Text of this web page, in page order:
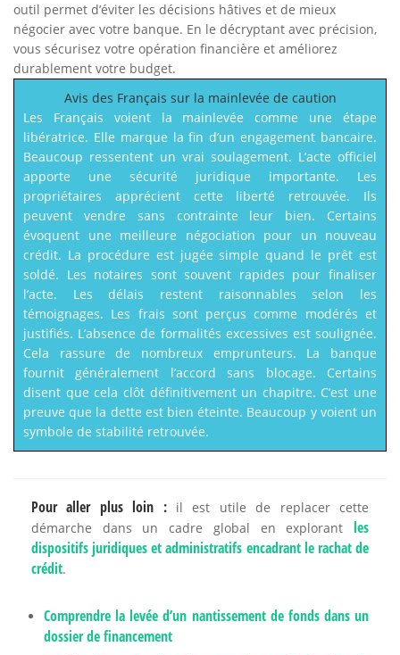
outil permet d’éviter les décisions hâtives et de mieux
négocier avec votre banque. En le décryptant avec précision,
vous sécurisez votre opération financière et améliorez
durablement votre budget.
Avis des Français sur la mainlevée de caution
Les Français voient la mainlevée comme une étape
libératrice. Elle marque la fin d’un engagement bancaire.
Beaucoup ressentent un vrai soulagement. L’acte officiel
apporte une sécurité juridique importante. Les
propriétaires apprécient cette liberté retrouvée. Ils
peuvent vendre sans contrainte leur bien. Certains
évoquent une meilleure négociation pour un nouveau
crédit. La procédure est jugée simple quand le prêt est
soldé. Les notaires sont souvent rapides pour finaliser
l’acte. Les délais restent raisonnables selon les
témoignages. Les frais sont perçus comme modérés et
justifiés. L’absence de formalités excessives est soulignée.
Cela rassure de nombreux emprunteurs. La banque
fournit généralement l’accord sans blocage. Certains
disent que cela clôt définitivement un chapitre. C’est une
preuve que la dette est bien éteinte. Beaucoup y voient un
symbole de stabilité retrouvée.
Pour aller plus loin :il est utile de replacer cette
démarche dans un cadre global en explorant les
dispositifs juridiques et administratifs encadrant le rachat de
crédit.
Comprendre la levée d’un nantissement de fonds dans un
dossier de financement